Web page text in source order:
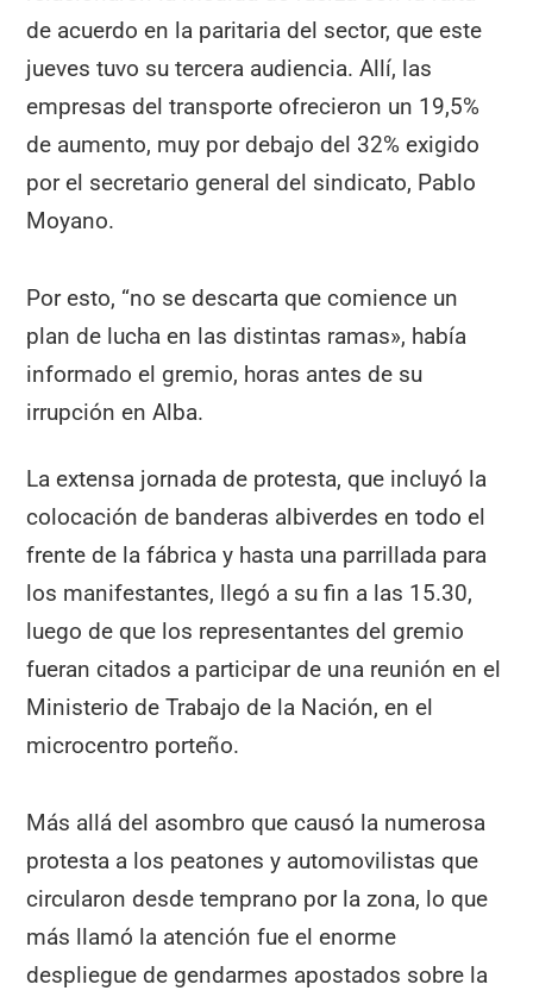
de acuerdo en la paritaria del sector, que este
jueves tuvo su tercera audiencia. Allí, las
empresas del transporte ofrecieron un 19,5%
de aumento, muy por debajo del 32% exigido
por el secretario general del sindicato, Pablo
Moyano.
Por esto, “no se descarta que comience un
plan de lucha en las distintas ramas», había
informado el gremio, horas antes de su
irrupción en Alba.
La extensa jornada de protesta, que incluyó la
colocación de banderas albiverdes en todo el
frente de la fábrica y hasta una parrillada para
los manifestantes, llegó a su fin a las 15.30,
luego de que los representantes del gremio
fueran citados a participar de una reunión en el
Ministerio de Trabajo de la Nación, en el
microcentro porteño.
Más allá del asombro que causó la numerosa
protesta a los peatones y automovilistas que
circularon desde temprano por la zona, lo que
más llamó la atención fue el enorme
despliegue de gendarmes apostados sobre la